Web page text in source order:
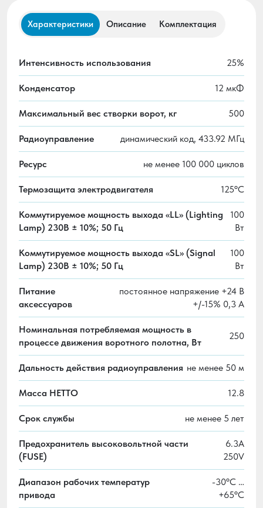
Характеристики Описание Комплектация
Интенсивность использования 25%
Конденсатор 12 мкФ
Максимальный вес створки ворот, кг 500
Радиоуправление динамический код, 433.92 МГц
Ресурс не менее 100 000 циклов
Термозащита электродвигателя 125ºС
Коммутируемое мощность выхода «LL» (Lighting
Lamp) 230B ± 10%; 50 Гц
100
Вт
Коммутируемое мощность выхода «SL» (Signal
Lamp) 230B ± 10%; 50 Гц
100
Вт
Питание
аксессуаров
постоянное напряжение +24 В
+/-15% 0,3 А
Номинальная потребляемая мощность в
процессе движения воротного полотна, Вт
250
Дальность действия радиоуправления не менее 50 м
Масса НЕТТО 12.8
Срок службы не менее 5 лет
Предохранитель высоковольтной части
(FUSE)
6.3A
250V
Диапазон рабочих температур
привода
-30ºС …
+65ºС